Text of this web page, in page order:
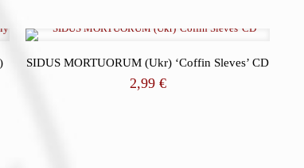
SIDUS MORTUORUM (Ukr) ‘Coffin Sleves’ CD
2,99 €